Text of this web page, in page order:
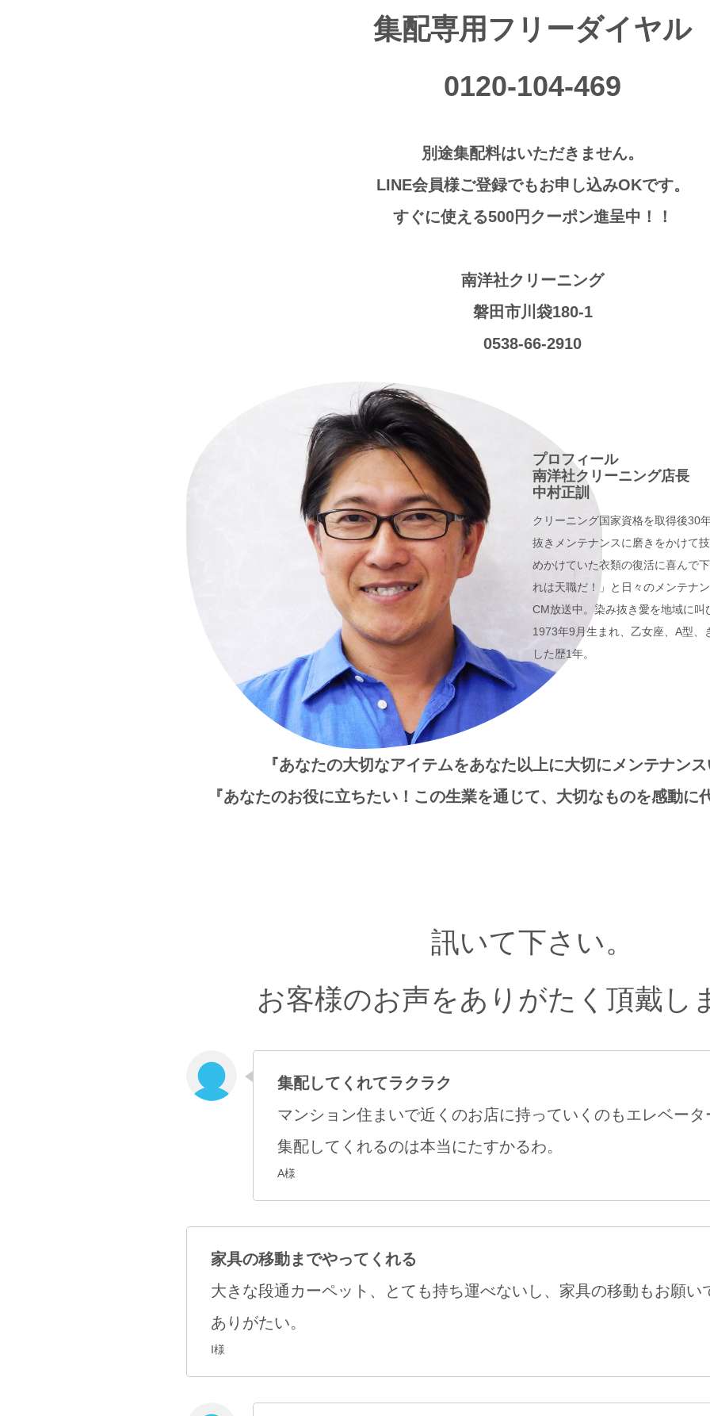
集配専用フリーダイヤル
0120-104-469
別途集配料はいただきません。
LINE会員様ご登録でもお申し込みOKです。
すぐに使える500円クーポン進呈中！！
南洋社クリーニング
磐田市川袋180-1
0538-66-2910
プロフィール
南洋社クリーニング店長
中村正訓
クリーニング国家資格を取得後30
抜きメンテナンスに磨きをかけて
めかけていた衣類の復活に喜んで
れは天職だ！」と日々のメンテナ
CM放送中。染み抜き愛を地域に叫
1973年9月生まれ、乙女座、A型
した歴1年。
『あなたの大切なアイテムをあなた以上に大切にメンテナン
『あなたのお役に立ちたい！ この生業を通じて、大切なものを感動に
訊いて下さい。
お客様のお声をありがたく頂戴し
集配してくれてラクラク
マンション住まいで近くのお店に持っていくのもエレベー
集配してくれるのは本当にたすかるわ。
A様
家具の移動までやってくれる
大きな段通カーペット、とても持ち運べないし、家具の移動もお願い
ありがたい。
I様